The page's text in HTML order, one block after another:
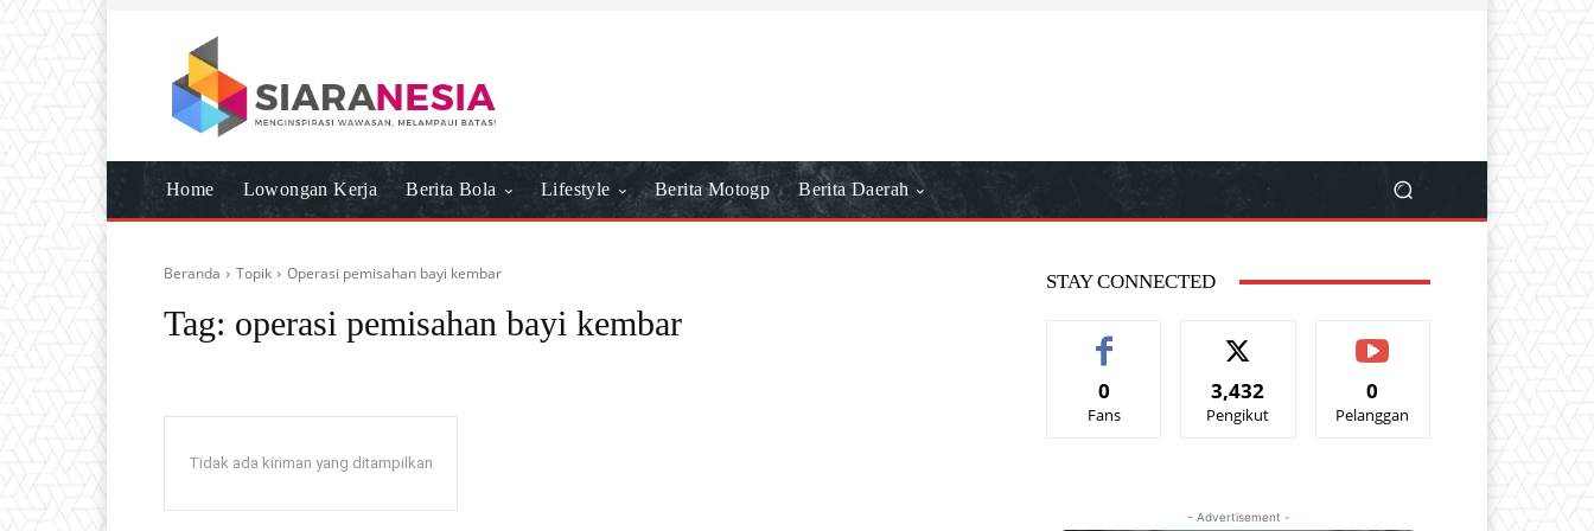
Home Lowongan Kerja Berita Bola Lifestyle Berita Motogp Berita Daerah
Beranda Topik Operasi pemisahan bayi kembar
Tag: operasi pemisahan bayi kembar
Tidak ada kiriman yang ditampilkan
STAY CONNECTED
0
Fans
3,432
Pengikut
0
Pelanggan
- Advertisement -